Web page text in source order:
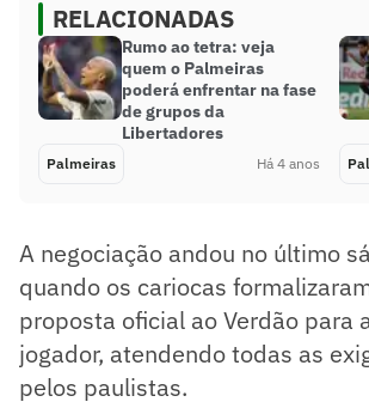
RELACIONADAS
Rumo ao tetra: veja
quem o Palmeiras
poderá enfrentar na fase
de grupos da
Libertadores
Palmeiras Há 4 anos
A negociação andou no último
quando os cariocas
proposta oficial ao Verdão para
jogador, atendendo todas as
pelos paulistas.